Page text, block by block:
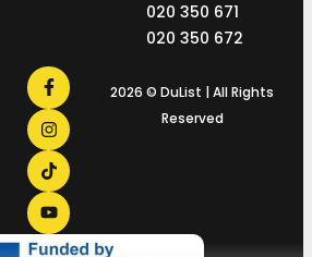
020 350 671
020 350 672
2026 © DuList | All Rights
Reserved